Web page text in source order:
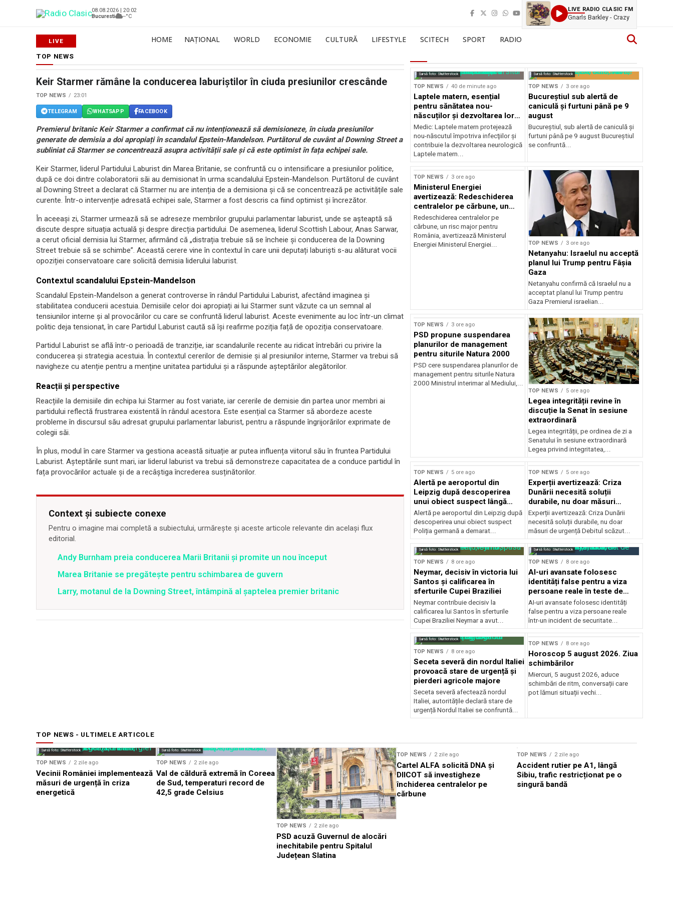
08.08.2026 | 20:02
Bucuresti
--°C
LIVE RADIO CLASIC FM
Gnarls Barkley - Crazy
HOME NAȚIONAL WORLD ECONOMIE CULTURĂ LIFESTYLE SCITECH SPORT RADIO
TOP NEWS
Keir Starmer rămâne la conducerea laburiștilor în ciuda presiunilor crescânde
TOP NEWS 23:01
TELEGRAM WHATSAPP FACEBOOK
Premierul britanic Keir Starmer a confirmat că nu intenționează să demisioneze, în ciuda presiunilor
generate de demisia a doi apropiați în scandalul Epstein-Mandelson. Purtătorul de cuvânt al Downing Street a
subliniat că Starmer se concentrează asupra activității sale și că este optimist în fața echipei sale.
Keir Starmer, liderul Partidului Laburist din Marea Britanie, se confruntă cu o intensificare a presiunilor politice,
după ce doi dintre colaboratorii săi au demisionat în urma scandalului Epstein-Mandelson. Purtătorul de cuvânt
al Downing Street a declarat că Starmer nu are intenția de a demisiona și că se concentrează pe activitățile sale
curente. Într-o intervenție adresată echipei sale, Starmer a fost descris ca fiind optimist și încrezător.
În aceeași zi, Starmer urmează să se adreseze membrilor grupului parlamentar laburist, unde se așteaptă să
discute despre situația actuală și despre direcția partidului. De asemenea, liderul Scottish Labour, Anas Sarwar,
a cerut oficial demisia lui Starmer, afirmând că „distrația trebuie să se încheie și conducerea de la Downing
Street trebuie să se schimbe”. Această cerere vine în contextul în care unii deputați laburiști s-au alăturat vocii
opoziției conservatoare care solicită demisia liderului laburist.
Contextul scandalului Epstein-Mandelson
Scandalul Epstein-Mandelson a generat controverse în rândul Partidului Laburist, afectând imaginea și
stabilitatea conducerii acestuia. Demisiile celor doi apropiați ai lui Starmer sunt văzute ca un semnal al
tensiunilor interne și al provocărilor cu care se confruntă liderul laburist. Aceste evenimente au loc într-un climat
politic deja tensionat, în care Partidul Laburist caută să își reafirme poziția față de opoziția conservatoare.
Partidul Laburist se află într-o perioadă de tranziție, iar scandalurile recente au ridicat întrebări cu privire la
conducerea și strategia acestuia. În contextul cererilor de demisie și al presiunilor interne, Starmer va trebui să
navigheze cu atenție pentru a menține unitatea partidului și a răspunde așteptărilor alegătorilor.
Reacții și perspective
Reacțiile la demisiile din echipa lui Starmer au fost variate, iar cererile de demisie din partea unor membri ai
partidului reflectă frustrarea existentă în rândul acestora. Este esențial ca Starmer să abordeze aceste
probleme în discursul său adresat grupului parlamentar laburist, pentru a răspunde îngrijorărilor exprimate de
colegii săi.
În plus, modul în care Starmer va gestiona această situație ar putea influența viitorul său în fruntea Partidului
Laburist. Așteptările sunt mari, iar liderul laburist va trebui să demonstreze capacitatea de a conduce partidul în
fața provocărilor actuale și de a recâștiga încrederea susținătorilor.
Context și subiecte conexe
Pentru o imagine mai completă a subiectului, urmărește și aceste articole relevante din același flux
editorial.
Andy Burnham preia conducerea Marii Britanii și promite un nou început
Marea Britanie se pregătește pentru schimbarea de guvern
Larry, motanul de la Downing Street, întâmpină al șaptelea premier britanic
Sursă foto: Shutterstock
TOP NEWS 40 de minute ago
Laptele matern, esențial
pentru sănătatea nou-
născuților și dezvoltarea lor
neurologică
Medic: Laptele matern protejează
nou-născutul împotriva infecţiilor şi
contribuie la dezvoltarea neurologică
Laptele matern...
Sursă foto: Shutterstock
TOP NEWS 3 ore ago
Bucureștiul sub alertă de
caniculă și furtuni până pe 9
august
Bucureștiul, sub alertă de caniculă și
furtuni până pe 9 august Bucureștiul
se confruntă...
TOP NEWS 3 ore ago
Ministerul Energiei
avertizează: Redeschiderea
centralelor pe cărbune, un
risc major pentru România
Redeschiderea centralelor pe
cărbune, un risc major pentru
România, avertizează Ministerul
Energiei Ministerul Energiei...
TOP NEWS 3 ore ago
Netanyahu: Israelul nu acceptă
planul lui Trump pentru Fâșia
Gaza
Netanyahu confirmă că Israelul nu a
acceptat planul lui Trump pentru
Gaza Premierul israelian...
TOP NEWS 3 ore ago
PSD propune suspendarea
planurilor de management
pentru siturile Natura 2000
PSD cere suspendarea planurilor de
management pentru siturile Natura
2000 Ministrul interimar al Mediului,...
TOP NEWS 5 ore ago
Legea integrității revine în
discuție la Senat în sesiune
extraordinară
Legea integrității, pe ordinea de zi a
Senatului în sesiune extraordinară
Legea privind integritatea,...
TOP NEWS 5 ore ago
Alertă pe aeroportul din
Leipzig după descoperirea
unui obiect suspect lângă
pistă
Alertă pe aeroportul din Leipzig după
descoperirea unui obiect suspect
Poliția germană a demarat...
TOP NEWS 5 ore ago
Experții avertizează: Criza
Dunării necesită soluții
durabile, nu doar măsuri
temporare
Experții avertizează: Criza Dunării
necesită soluții durabile, nu doar
măsuri de urgență Debitul scăzut...
Sursă foto: Shutterstock
TOP NEWS 8 ore ago
Neymar, decisiv în victoria lui
Santos și calificarea în
sferturile Cupei Braziliei
Neymar contribuie decisiv la
calificarea lui Santos în sferturile
Cupei Braziliei Neymar a avut...
Sursă foto: Shutterstock
TOP NEWS 8 ore ago
AI-uri avansate folosesc
identități false pentru a viza
persoane reale în teste de
securitate
AI-uri avansate folosesc identități
false pentru a viza persoane reale
într-un incident de securitate...
Sursă foto: Shutterstock
TOP NEWS 8 ore ago
Seceta severă din nordul Italiei
provoacă stare de urgență și
pierderi agricole majore
Seceta severă afectează nordul
Italiei, autoritățile declară stare de
urgență Nordul Italiei se confruntă...
TOP NEWS 8 ore ago
Horoscop 5 august 2026. Ziua
schimbărilor
Miercuri, 5 august 2026, aduce
schimbări de ritm, conversații care
pot lămuri situații vechi...
TOP NEWS - ULTIMELE ARTICOLE
Sursă foto: Shutterstock
TOP NEWS 2 zile ago
Vecinii României implementează
măsuri de urgență în criza
energetică
Sursă foto: Shutterstock
TOP NEWS 2 zile ago
Val de căldură extremă în Coreea
de Sud, temperaturi record de
42,5 grade Celsius
TOP NEWS 2 zile ago
PSD acuză Guvernul de alocări
inechitabile pentru Spitalul
Județean Slatina
TOP NEWS 2 zile ago
Cartel ALFA solicită DNA și
DIICOT să investigheze
închiderea centralelor pe
cărbune
TOP NEWS 2 zile ago
Accident rutier pe A1, lângă
Sibiu, trafic restricționat pe o
singură bandă